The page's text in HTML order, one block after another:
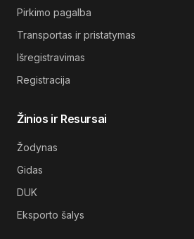
Pirkimo pagalba
Transportas ir pristatymas
Išregistravimas
Registracija
Žinios ir Resursai
Žodynas
Gidas
DUK
Eksporto šalys